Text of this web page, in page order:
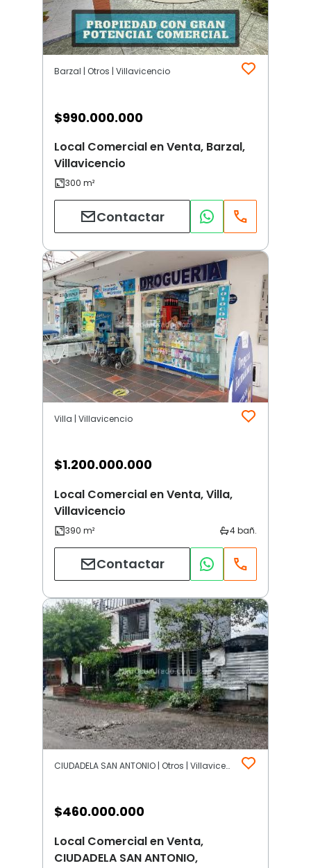
Barzal | Otros | Villavicencio
$990.000.000
Local Comercial en Venta, Barzal,
Villavicencio
Contactar
Villa | Villavicencio
$1.200.000.000
Local Comercial en Venta, Villa,
Villavicencio
Contactar
CIUDADELA SAN ANTONIO | Otros | Villavicencio
$460.000.000
Local Comercial en Venta,
CIUDADELA SAN ANTONIO,